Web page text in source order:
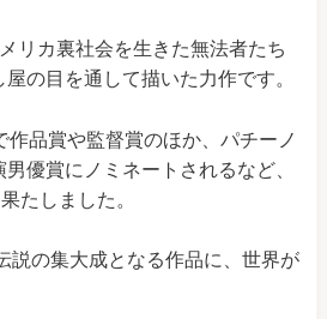
リカ裏社会を生きた無法者たち
の目を通して描いた力作です。
作品賞や監督賞のほか、パチーノ
優賞にノミネートされるなど、
たしました。
説の集大成となる作品に、世界が